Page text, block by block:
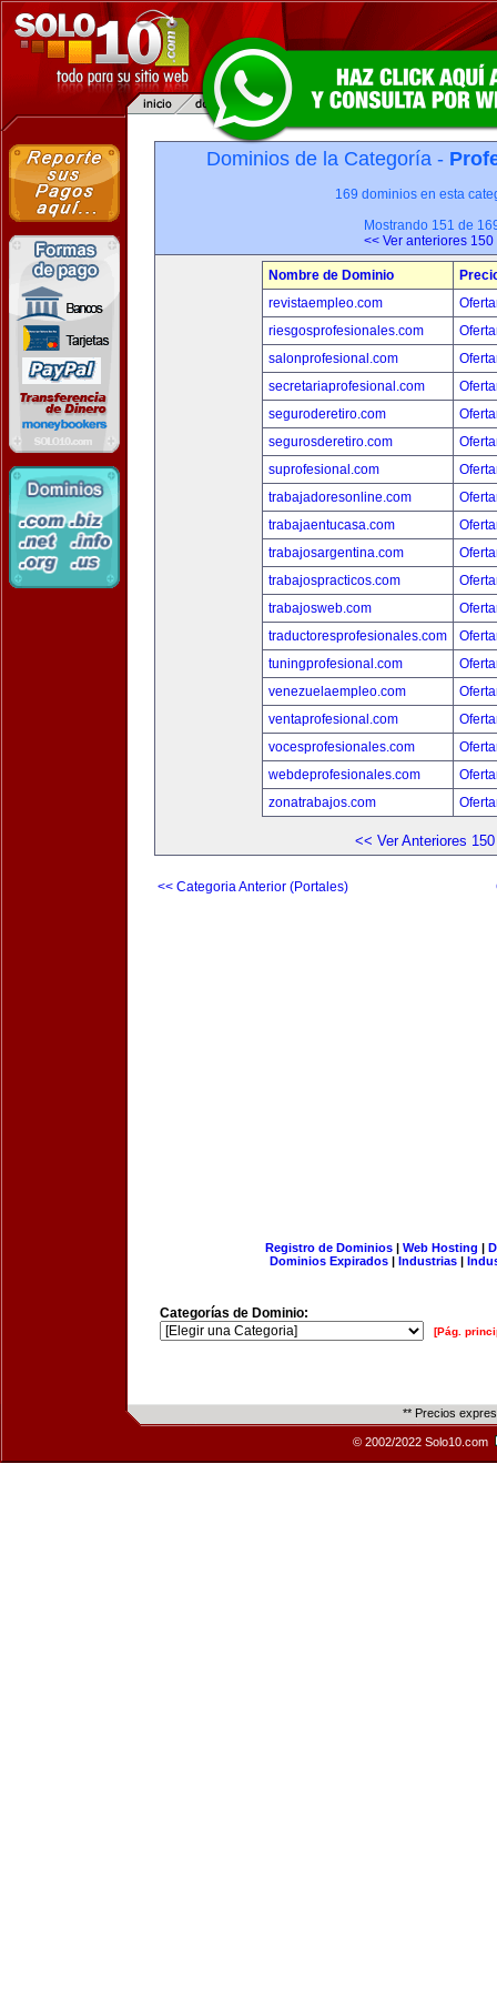
Dominios de la Categoría -
169 dominios en esta
Mostrando 151 de
<< Ver anteriores 150
Nombre de Dominio
revistaempleo.com
riesgosprofesionales.com
salonprofesional.com
secretariaprofesional.com
seguroderetiro.com
segurosderetiro.com
suprofesional.com
trabajadoresonline.com
trabajaentucasa.com
trabajosargentina.com
trabajospracticos.com
trabajosweb.com
traductoresprofesionales.com
tuningprofesional.com
venezuelaempleo.com
ventaprofesional.com
vocesprofesionales.com
webdeprofesionales.com
zonatrabajos.com
<< Ver Anteriores 150
<< Categoria Anterior (Portales)
Registro de Dominios| Web Hosting |
Dominios Expirados | Industrias |
Categorías de Dominio:
[Pág.
** Precios
© 2002/2022 Solo10.com